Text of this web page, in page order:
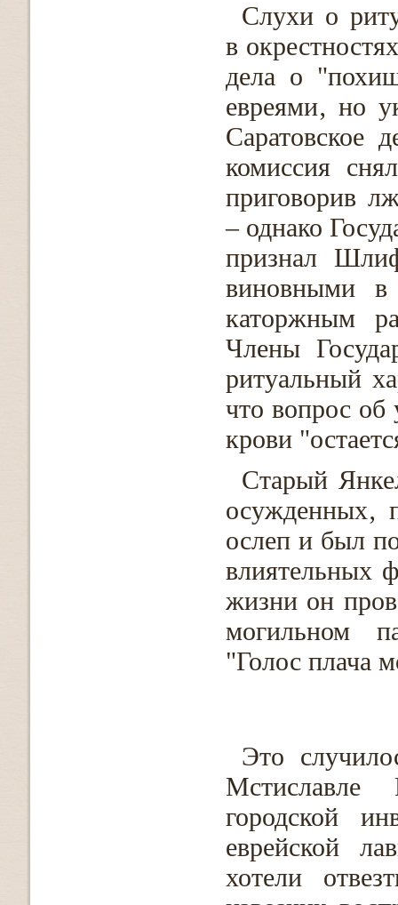
Слухи о
в
дела о
евреями‚ но
Саратовское
комиссия
приговорив
– однако
признал
виновными в
каторжным
Члены
ритуальный
что вопрос об
крови
Старый
осужденных‚
ослеп и был
влиятельных
жизни он
могильном
"Голос плача
Это
Мстиславле
городской
еврейской
хотели